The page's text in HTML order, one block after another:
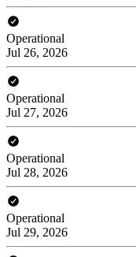
Operational
Jul 26, 2026
Operational
Jul 27, 2026
Operational
Jul 28, 2026
Operational
Jul 29, 2026